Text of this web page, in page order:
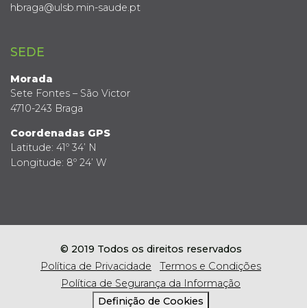
hbraga@ulsb.min-saude.pt
SEDE
Morada
Sete Fontes – São Victor
4710-243 Braga
Coordenadas GPS
Latitude: 41º 34’ N
Longitude: 8º 24’ W
© 2019 Todos os direitos reservados
Política de Privacidade
Termos e Condições
Política de Segurança da Informação
Definição de Cookies